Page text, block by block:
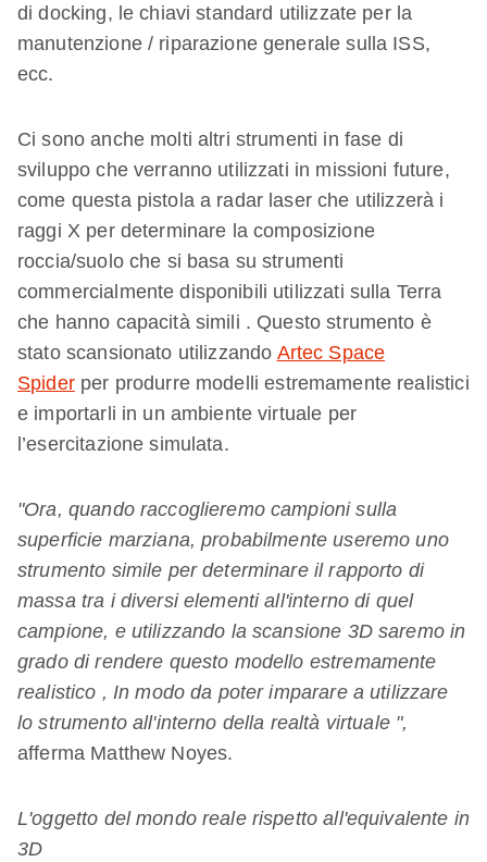
di docking, le chiavi standard utilizzate per la
manutenzione / riparazione generale sulla ISS,
ecc.
Ci sono anche molti altri strumenti in fase di
sviluppo che verranno utilizzati in missioni future,
come questa pistola a radar laser che utilizzerà i
raggi X per determinare la composizione
roccia/suolo che si basa su strumenti
commercialmente disponibili utilizzati sulla Terra
che hanno capacità simili . Questo strumento è
stato scansionato utilizzando Artec Space
Spiderper produrre modelli estremamente realistici
e importarli in un ambiente virtuale per
l’esercitazione simulata.
"Ora, quando raccoglieremo campioni sulla
superficie marziana, probabilmente useremo uno
strumento simile per determinare il rapporto di
massa tra i diversi elementi all'interno di quel
campione, e utilizzando la scansione 3D saremo in
grado di rendere questo modello estremamente
realistico , In modo da poter imparare a utilizzare
lo strumento all'interno della realtà virtuale ",
afferma Matthew Noyes.
L'oggetto del mondo reale rispetto all'equivalente in
3D